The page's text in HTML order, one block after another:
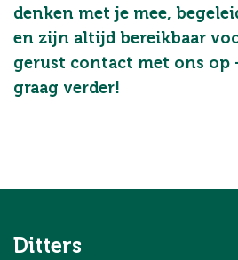
denken met je mee,
en zijn altijd bereikbaar
gerust contact met ons op
graag verder!
Ditters